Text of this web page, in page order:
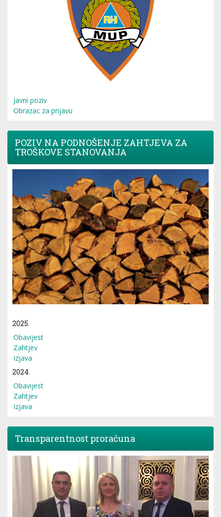
Javni poziv
Obrazac za prijavu
POZIV NA PODNOŠENJE ZAHTJEVA ZA
TROŠKOVE STANOVANJA
2025.
Obavijest
Zahtjev
Izjava
2024.
Obavijest
Zahtjev
Izjava
Transparentnost proračuna